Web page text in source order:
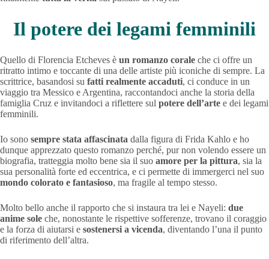
Il potere dei legami femminili
Quello di Florencia Etcheves è un romanzo corale che ci offre un
ritratto intimo e toccante di una delle artiste più iconiche di sempre. La
scrittrice, basandosi su fatti realmente accaduti, ci conduce in un
viaggio tra Messico e Argentina, raccontandoci anche la storia della
famiglia Cruz e invitandoci a riflettere sul potere dell’arte e dei legami
femminili.
Io sono sempre stata affascinata dalla figura di Frida Kahlo e ho
dunque apprezzato questo romanzo perché, pur non volendo essere un
biografia, tratteggia molto bene sia il suo amore per la pittura, sia la
sua personalità forte ed eccentrica, e ci permette di immergerci nel suo
mondo colorato e fantasioso, ma fragile al tempo stesso.
Molto bello anche il rapporto che si instaura tra lei e Nayeli: due
anime sole che, nonostante le rispettive sofferenze, trovano il coraggio
e la forza di aiutarsi e sostenersi a vicenda, diventando l’una il punto
di riferimento dell’altra.